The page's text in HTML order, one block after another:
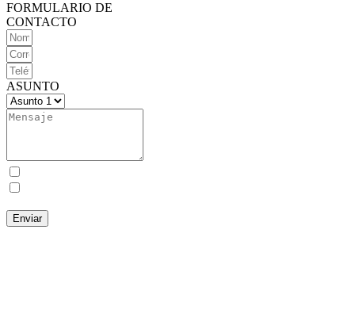
FORMULARIO DE
CONTACTO
ASUNTO
Enviar